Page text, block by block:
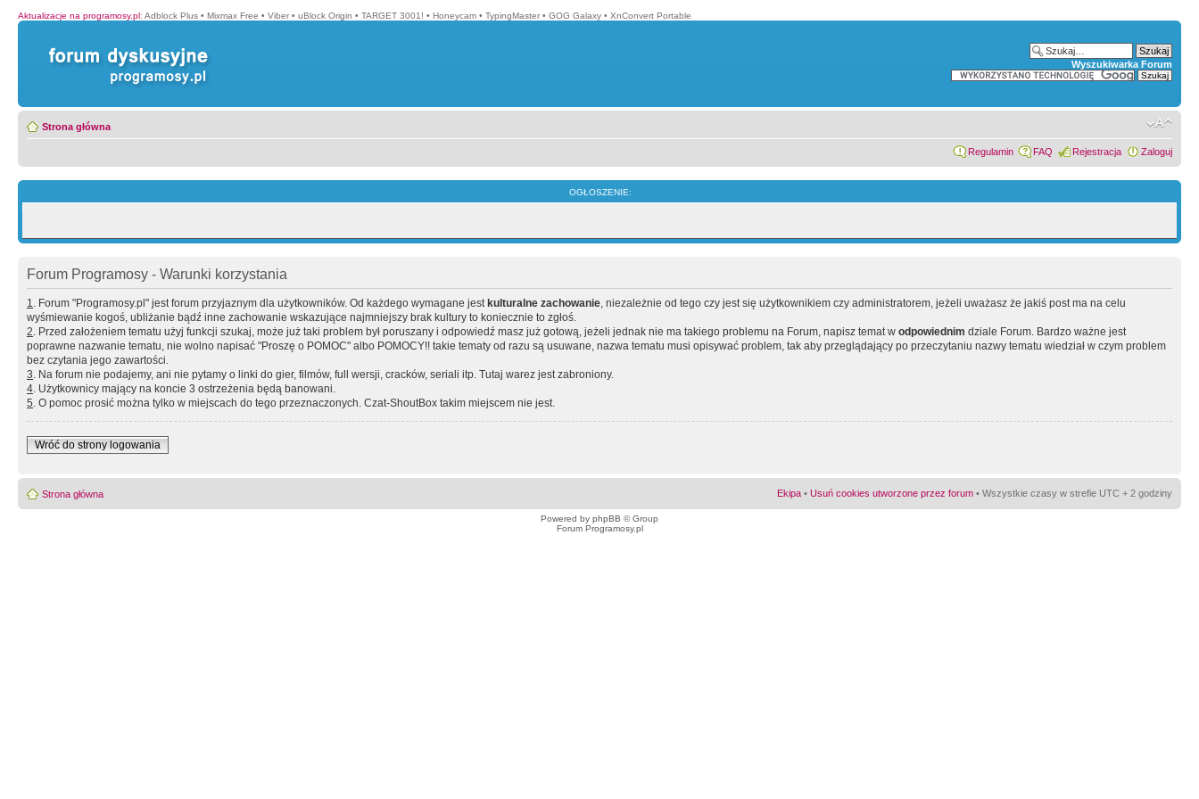
Aktualizacje na programosy.pl: Adblock Plus • Mixmax Free • Viber • uBlock Origin • TARGET 3001! • Honeycam • TypingMaster • GOG Galaxy • XnConvert Portable
Wyszukiwarka Forum
Strona główna
Regulamin FAQ Rejestracja Zaloguj
OGŁOSZENIE:
Forum Programosy - Warunki korzystania
1. Forum "Programosy.pl" jest forum przyjaznym dla użytkowników. Od każdego wymagane jest kulturalne zachowanie, niezależnie od tego czy jest się użytkownikiem czy administratorem, jeżeli uważasz że jakiś post ma na celu
wyśmiewanie kogoś, ubliżanie bądź inne zachowanie wskazujące najmniejszy brak kultury to koniecznie to zgłoś.
2. Przed założeniem tematu użyj funkcji szukaj, może już taki problem był poruszany i odpowiedź masz już gotową, jeżeli jednak nie ma takiego problemu na Forum, napisz temat w odpowiednim dziale Forum. Bardzo ważne jest
poprawne nazwanie tematu, nie wolno napisać "Proszę o POMOC" albo POMOCY!! takie tematy od razu są usuwane, nazwa tematu musi opisywać problem, tak aby przeglądający po przeczytaniu nazwy tematu wiedział w czym problem
bez czytania jego zawartości.
3. Na forum nie podajemy, ani nie pytamy o linki do gier, filmów, full wersji, cracków, seriali itp. Tutaj warez jest zabroniony.
4. Użytkownicy mający na koncie 3 ostrzeżenia będą banowani.
5. O pomoc prosić można tylko w miejscach do tego przeznaczonych. Czat-ShoutBox takim miejscem nie jest.
Wróć do strony logowania
Strona główna Ekipa • Usuń cookies utworzone przez forum • Wszystkie czasy w strefie UTC + 2 godziny
Powered by phpBB © Group
Forum Programosy.pl